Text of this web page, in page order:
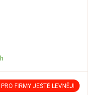
FIRMY JEŠTĚ LEVNĚJI